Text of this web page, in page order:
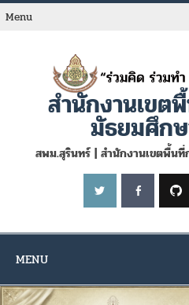
Skip
toMenu
สำนักงานเขต
มัธยมศึก
สพม.สุรินทร์ | สำนักงานเขตพื้น
MENU